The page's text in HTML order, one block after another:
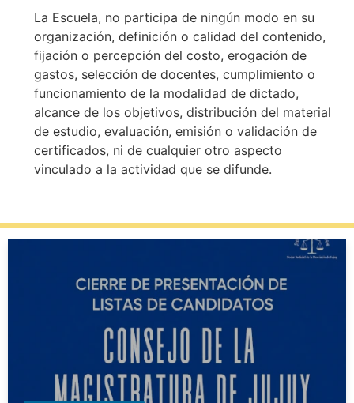
La Escuela, no participa de ningún modo en su
organización, definición o calidad del contenido,
fijación o percepción del costo, erogación de
gastos, selección de docentes, cumplimiento o
funcionamiento de la modalidad de dictado,
alcance de los objetivos, distribución del material
de estudio, evaluación, emisión o validación de
certificados, ni de cualquier otro aspecto
vinculado a la actividad que se difunde.